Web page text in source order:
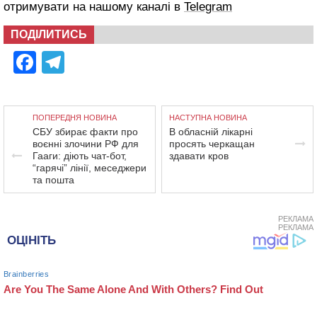
отримувати на нашому каналі в Telegram
ПОДІЛИТИСЬ
Facebook
ПОПЕРЕДНЯ НОВИНА
СБУ збирає факти про
воєнні злочини РФ для
Гааги: діють чат-бот,
“гарячі” лінії, меседжери
та пошта
НАСТУПНА НОВИНА
В обласній лікарні
просять черкащан
здавати кров
РЕКЛАМА
РЕКЛАМА